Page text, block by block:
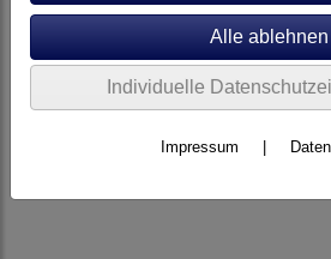
Individuelle
Impressum